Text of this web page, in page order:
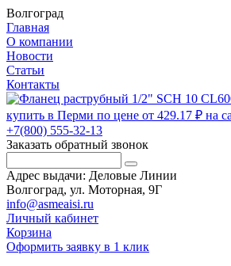
Волгоград
Главная
О компании
Новости
Статьи
Контакты
+7(800) 555-32-13
Заказать обратный звонок
Адрес выдачи: Деловые Линии
Волгоград, ул. Моторная, 9Г
info@asmeaisi.ru
Личный кабинет
Корзина
Оформить заявку в 1 клик